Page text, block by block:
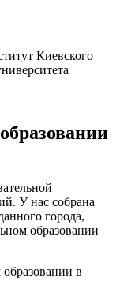
Киевского
У нас собрана
города,
образовании
в